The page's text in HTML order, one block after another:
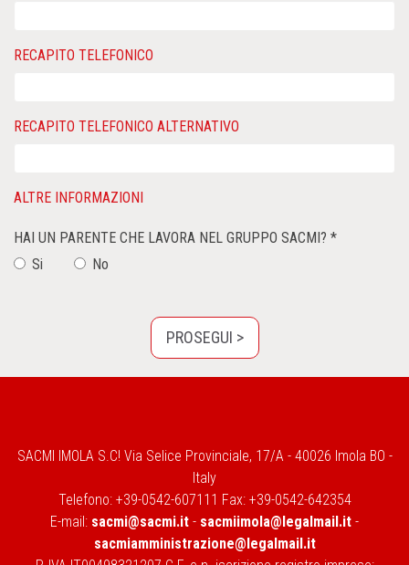
RECAPITO TELEFONICO
RECAPITO TELEFONICO ALTERNATIVO
ALTRE INFORMAZIONI
HAI UN PARENTE CHE LAVORA NEL GRUPPO SACMI? *
Si
No
SACMI IMOLA S.C! Via Selice Provinciale, 17/A - 40026 Imola BO -
Italy
Telefono: +39-0542-607111 Fax: +39-0542-642354
E-mail: sacmi@sacmi.it - sacmiimola@legalmail.it -
sacmiamministrazione@legalmail.it